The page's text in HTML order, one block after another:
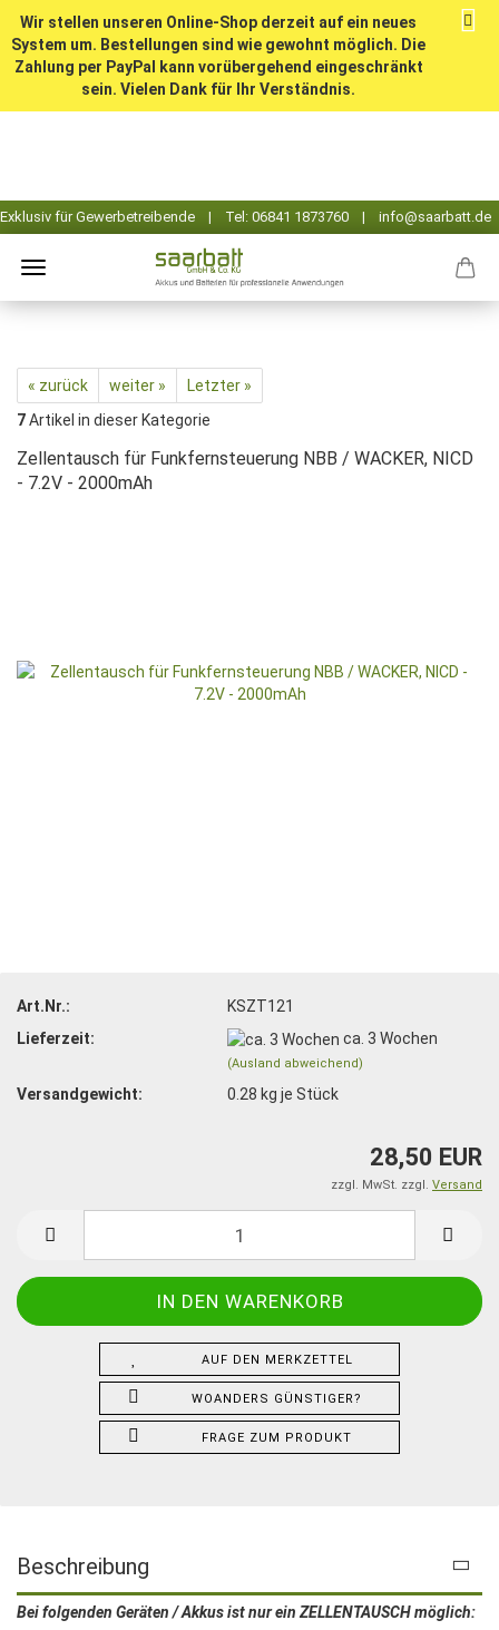
Wir stellen unseren Online-Shop derzeit auf ein neues
System um. Bestellungen sind wie gewohnt möglich. Die
Zahlung per PayPal kann vorübergehend eingeschränkt
sein. Vielen Dank für Ihr Verständnis.
« zurück weiter »
Letzter »
7Artikel in dieser Kategorie
Zellentausch für Funkfernsteuerung NBB / WACKER, NICD
- 7.2V - 2000mAh
Art.Nr.:
KSZT121
Lieferzeit:
ca. 3 Wochen
(Ausland abweichend)
Versandgewicht: 0.28 kg je Stück
28,50 EUR
zzgl. MwSt. zzgl. Versand
AUF DEN MERKZETTEL
WOANDERS GÜNSTIGER?
FRAGE ZUM PRODUKT
Beschreibung
Bei folgenden Geräten / Akkus ist nur ein ZELLENTAUSCH möglich: